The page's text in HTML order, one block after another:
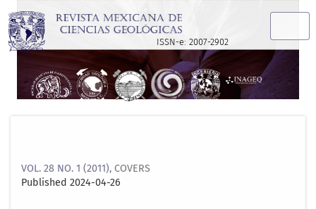
ISSN-e: 2007-2902
VOL. 28 NO. 1 (2011), COVERS
Published 2024-04-26